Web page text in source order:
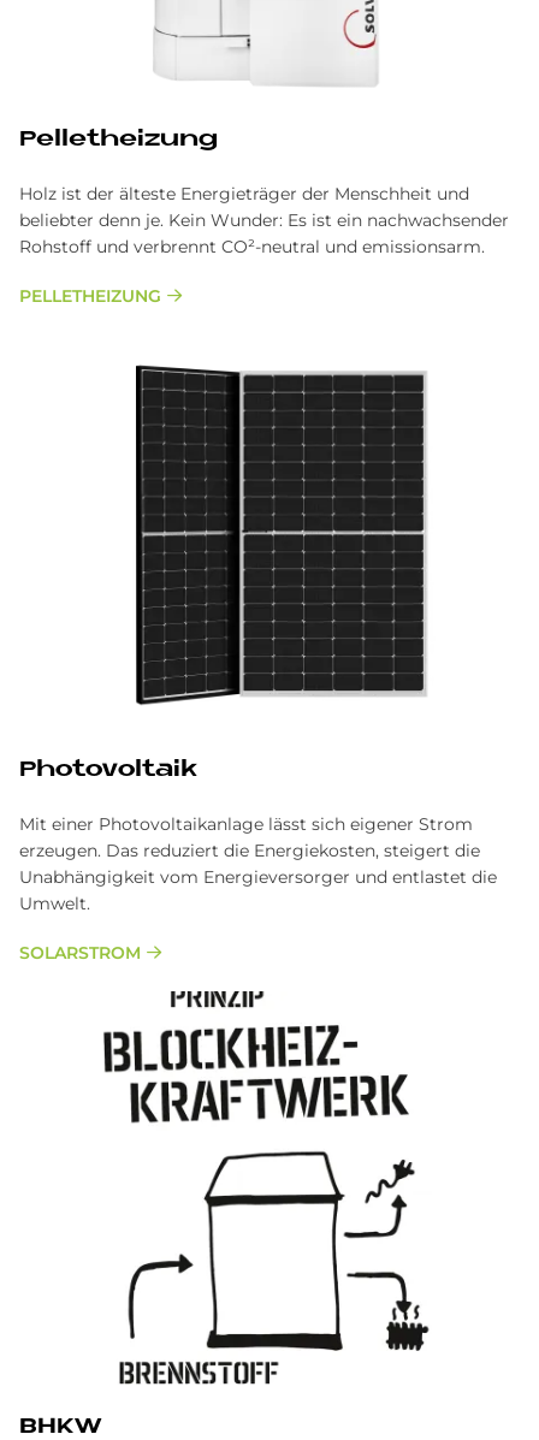
Pel­let­hei­zung
Holz ist der älteste Energieträger der Menschheit und
beliebter denn je. Kein Wunder: Es ist ein nachwachsender
Rohstoff und verbrennt CO²-neutral und emissionsarm.
PELLETHEIZUNG
Pho­to­vol­ta­ik
Mit einer Photovoltaikanlage lässt sich eigener Strom
erzeugen. Das reduziert die Energiekosten, steigert die
Unabhängigkeit vom Energieversorger und entlastet die
Umwelt.
SOLARSTROM
BHKW